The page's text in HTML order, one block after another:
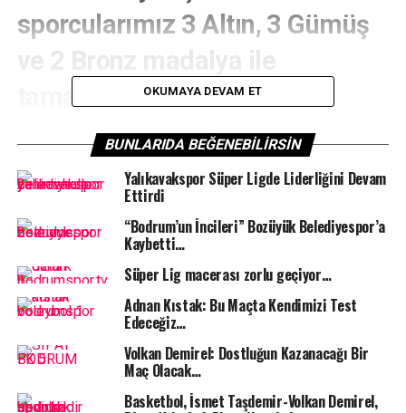
sporcularımız 3 Altın, 3 Gümüş
ve 2 Bronz madalya ile
tamamladılar
BODRUM SPOR TV–24-26 Mayıs 2024 tarihleri
arasında Slovakya’nın Başkenti Bratislava’da
düzenlenen Durgunsu Kano 37. Uluslararası Bratislava
yarışlarında Köyceğiz Su Sporları Sporcu Eğitim Merkezi
sporcusu Rahmi Kaan Karahan 2 altın 1 gümüş madalya
kazandı.
Muğla Gençlik ve Spor İl Müdürlüğü Köyceğiz Su
Sporları Sporcu Eğitim Merkezi sporcusu Rahmi Kaan
Karahan, Yıldız Erkekler K1 1000 metre’de ve Yıldız
Erkekler K1 200 metre’de altın, Genç Erkekler K2 500
metre’de ise gümüş madalyanın sahibi oldu.
OKUMAYA DEVAM ET
BUNLARIDA BEĞENEBILIRSIN
Yalıkavakspor Süper Ligde Liderliğini Devam
Ettirdi
“Bodrum’un İncileri” Bozüyük Belediyespor’a
Kaybetti…
Süper Lig macerası zorlu geçiyor…
Adnan Kıstak: Bu Maçta Kendimizi Test
Edeceğiz…
Volkan Demirel: Dostluğun Kazanacağı Bir
Maç Olacak…
Basketbol, İsmet Taşdemir-Volkan Demirel,